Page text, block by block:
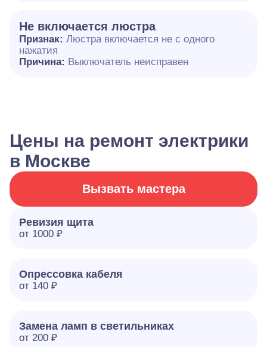
Не включается люстра
Признак: Люстра включается не с одного
нажатия
Причина: Выключатель неисправен
Цены на ремонт электрики
в Москве
Вызвать мастера
Ревизия щита
от 1000 ₽
Опрессовка кабеля
от 140 ₽
Замена ламп в светильниках
от 200 ₽